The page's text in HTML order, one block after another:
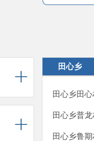
田心乡
田心乡田
田心乡普
田心乡鲁